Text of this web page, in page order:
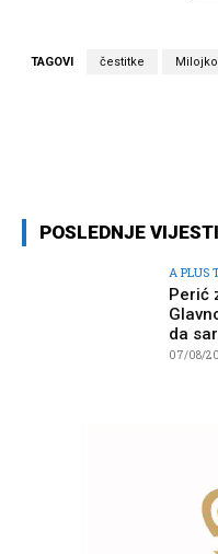
TAGOVI čestitke
POSLEDNJE VIJESTI
A PLUS
Perić
da
07/08/